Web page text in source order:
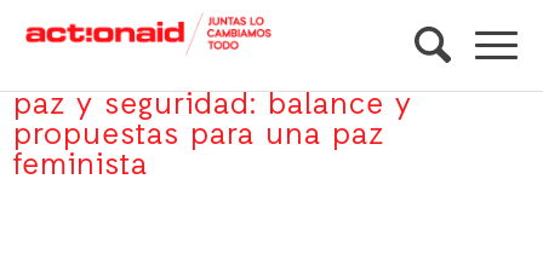
20 años de la Agenda mujeres,
paz y seguridad: balance y
propuestas para una paz
feminista